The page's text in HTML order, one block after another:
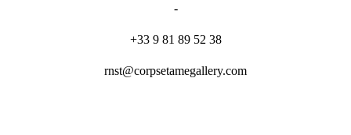
-
+33 9 81 89 52 38
rnst@corpsetamegallery.com